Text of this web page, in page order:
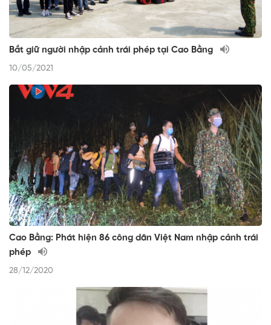
Bắt giữ người nhập cảnh trái phép tại Cao Bằng
10/05/2021
Cao Bằng: Phát hiện 86 công dân Việt Nam nhập cảnh trái
phép
28/12/2020